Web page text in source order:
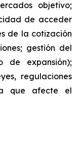
objetivo;
de acceder
de la cotización
gestión del
de expansión);
regulaciones
que afecte el